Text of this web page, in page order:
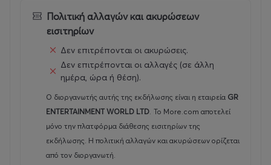
Πολιτική αλλαγών και ακυρώσεων
εισιτηρίων
Δεν επιτρέπονται οι ακυρώσεις.
Δεν επιτρέπονται οι αλλαγές (σε άλλη
ημέρα, ώρα ή θέση).
Ο διοργανωτής αυτής της εκδήλωσης είναι η εταιρεία GR
ENTERTAINMENT WORLD LTD. Το More.com αποτελεί
μόνο την πλατφόρμα διάθεσης εισιτηρίων της
εκδήλωσης. Η πολιτική αλλαγών και ακυρώσεων ορίζεται
από τον διοργανωτή.